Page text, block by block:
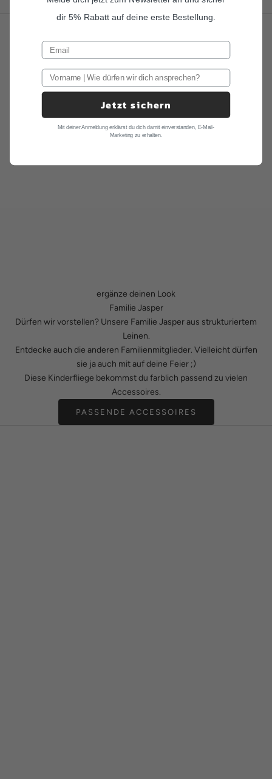
ergänze deinen Look
Familie Jasper
Dürfen wir vorstellen? Unsere Familie Jasper aus strukturiertem
Leinen.
Entdecke auch die anderen Familienmitglieder. Vielleicht dürfen
sie ja auch mit auf deine Feier ;)
Diese Kinderfliege bekommst du farblich passend zu vielen
Accessoires.
PASSENDE ACCESSOIRES
dir 5% Rabatt auf deine erste Bestellung.
Jetzt sichern
Mit deiner Anmeldung erklärst du dich damit einverstanden, E-Mail-
Marketing zu erhalten.